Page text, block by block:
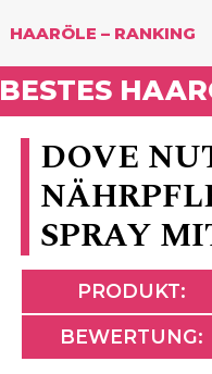
HAARÖLE – RANKING
BESTES
DOVE
SPRAY
PRODUKT:
BEWERTUNG: